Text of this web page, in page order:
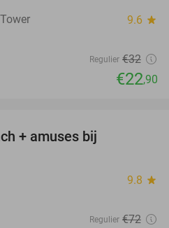
9.6 star
Regulier €32
€22,90
+ amuses bij
9.8 star
Regulier €72